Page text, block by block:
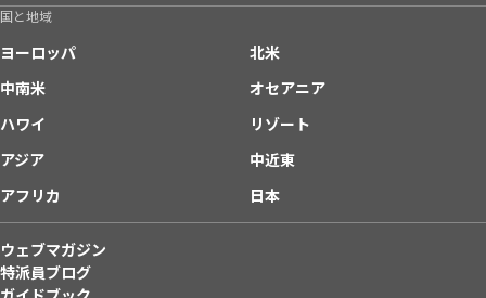
国と地域
ヨーロッパ
北米
中南米
オセアニア
ハワイ
リゾート
アジア
中近東
アフリカ
日本
ウェブマガジン
特派員ブログ